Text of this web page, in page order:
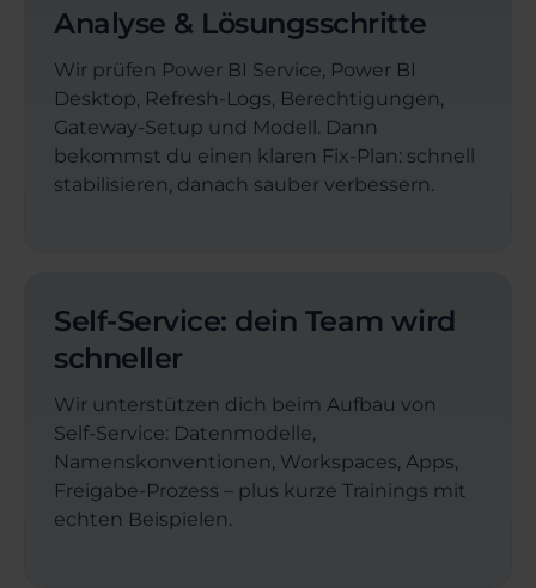
Analyse & Lösungsschritte
Wir prüfen Power BI Service, Power BI
Desktop, Refresh-Logs, Berechtigungen,
Gateway-Setup und Modell. Dann
bekommst du einen klaren Fix-Plan: schnell
stabilisieren, danach sauber verbessern.
Self-Service: dein Team wird
schneller
Wir unterstützen dich beim Aufbau von
Self-Service: Datenmodelle,
Namenskonventionen, Workspaces, Apps,
Freigabe-Prozess – plus kurze Trainings mit
echten Beispielen.